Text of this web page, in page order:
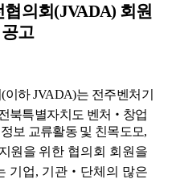
의회 (JVADA) 회원
고
(이하JVADA)는 전주벤처기
북특별자치도 벤처 ‧ 창업
보 교류활동 및 친목도모,
원을 위한 협의회 회원을
기업, 기관 ‧ 단체의 많은